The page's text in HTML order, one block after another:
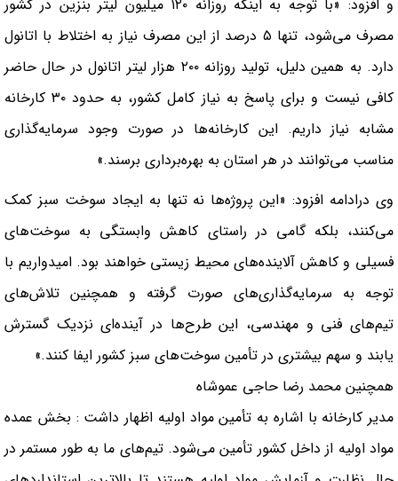
و افزود: «با توجه به اینکه روزانه ۱۲۰ میلیون لیتر بنزین در کشور
مصرف می‌شود، تنها ۵ درصد از این مصرف نیاز به اختلاط با اتانول
دارد. به همین دلیل، تولید روزانه ۲۰۰ هزار لیتر اتانول در حال حاضر
کافی نیست و برای پاسخ به نیاز کامل کشور، به حدود ۳۰ کارخانه
مشابه نیاز داریم. این کارخانه‌ها در صورت وجود سرمایه‌گذاری
مناسب می‌توانند در هر استان به بهره‌برداری برسند.»
وی درادامه افزود: «این پروژه‌ها نه تنها به ایجاد سوخت سبز کمک
می‌کنند، بلکه گامی در راستای کاهش وابستگی به سوخت‌های
فسیلی و کاهش آلاینده‌های محیط زیستی خواهند بود. امیدواریم با
توجه به سرمایه‌گذاری‌های صورت گرفته و همچنین تلاش‌های
تیم‌های فنی و مهندسی، این طرح‌ها در آینده‌ای نزدیک گسترش
یابند و سهم بیشتری در تأمین سوخت‌های سبز کشور ایفا کنند.»
همچنین محمد رضا حاجی عموشاه
مدیر کارخانه با اشاره به تأمین مواد اولیه اظهار داشت : بخش عمده
مواد اولیه از داخل کشور تأمین می‌شود. تیم‌های ما به طور مستمر در